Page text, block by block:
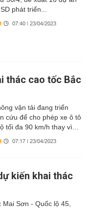
phát triển...
07:40 | 23/04/2023
thác cao tốc Bắc
vận tải đang triển
cứu để cho phép xe ô tô
tối đa 90 km/h thay vì...
07:17 | 23/04/2023
kiến khai thác
Mai Sơn - Quốc lộ 45,